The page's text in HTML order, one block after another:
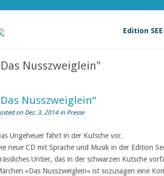
Edition
Nusszweiglein"
Nusszweiglein“
on Dez. 3, 2014 in Presse
Ungeheuer fährt in der Kutsche vor.
neue CD mit Sprache und Musik in der Edition
Untier, das in der schwarzen Kutsche
»Das Nusszweiglein« ist sozusagen eine